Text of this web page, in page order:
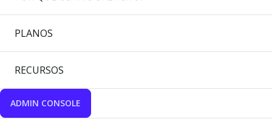
PLANOS
RECURSOS
ADMIN CONSOLE